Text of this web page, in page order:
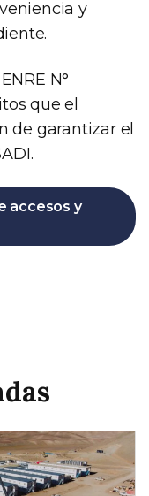
y
N°
que el
de garantizar el
accesos y